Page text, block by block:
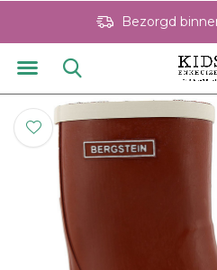
Bezorgd